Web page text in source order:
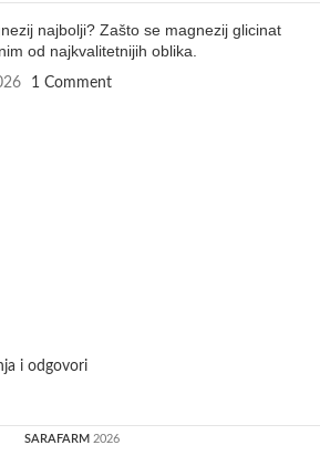
najbolji? Zašto se magnezij glicinat
od najkvalitetnijih oblika.
1 Comment
i odgovori
SARAFARM 2026